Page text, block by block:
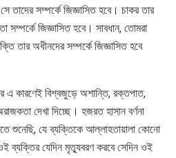
তাদের সম্পর্কে জিজ্ঞাসিত হবে। চাকর তার
সম্পর্কে জিজ্ঞাসিত হবে। সাবধান, তোমরা
তার অধীনদের সম্পর্কে জিজ্ঞাসিত হবে
এ কারণেই বিশ্বজুড়ে অশান্তি, রক্তপাত,
দেখা দিচ্ছে। হজরত হাসান বর্ণনা
শুনেছি, যে ব্যক্তিকে আল্লাহতায়ালা কোনো
ব্যক্তির যেদিন মৃত্যুবরণ করবে সেদিন ওই